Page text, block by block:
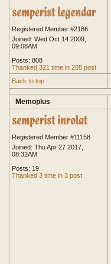
Registered Member #2186
Joined: Wed Oct 14 2009,
09:08AM
Posts: 808
Thanked 321 time in 205 post
Back to top
Memoplus
Registered Member #11158
Joined: Thu Apr 27 2017,
08:32AM
Posts: 19
Thanked 3 time in 3 post